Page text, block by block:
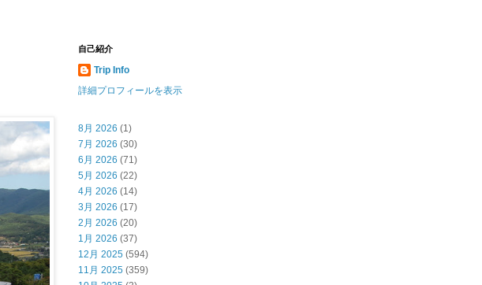
自己紹介
Trip Info
詳細プロフィールを表示
8月 2026 (1)
7月 2026 (30)
6月 2026 (71)
5月 2026 (22)
4月 2026 (14)
3月 2026 (17)
2月 2026 (20)
1月 2026 (37)
12月 2025 (594)
11月 2025 (359)